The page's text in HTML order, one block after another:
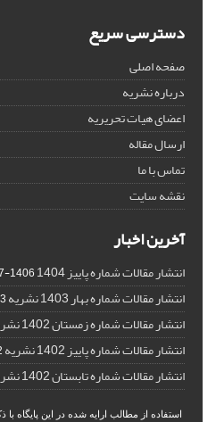
دسترسی سریع
صفحه اصلی
درباره نشریه
اعضای هیات تحریریه
ارسال مقاله
تماس با ما
نقشه سایت
آخرین اخبار
انتشار مقالات شماره پاییز 1404 1406-07-08
انتشار مقالات شماره بهار 1403 نشریه
انتشار مقالات شماره زمستان 1402 نشریه
انتشار مقالات شماره پاییز 1402 نشریه
انتشار مقالات شماره تابستان 1402 نشریه
استفاده از مطالب ارایه شده در این پایگاه با